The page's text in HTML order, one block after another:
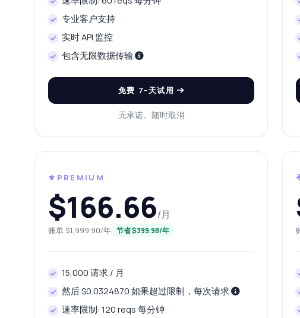
专业客户支持
实时 API 监控
包含无限数据传输
免费 7-天试用
无承诺。随时取消
⚜️PREMIUM
$166.66/月
账单 $1,999.90/年 节省 $399.98/年
15,000 请求 / 月
然后 $0.0324870 如果超过限制，每次请求
速率限制: 120 reqs 每分钟
关于 获取同义词和反
格、集成技
我如何获